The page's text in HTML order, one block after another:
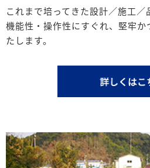
これまで培ってきた設計／施工／
機能性・操作性にすぐれ、堅牢
たします。